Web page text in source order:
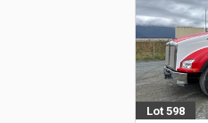
Lot 598